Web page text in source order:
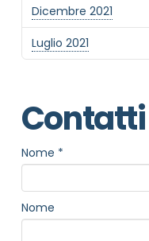
Dicembre 2021
Luglio 2021
Contatti
Nome *
Nome